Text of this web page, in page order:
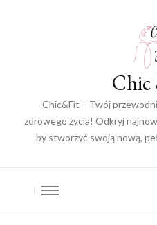
Chic&Fit – Twój
zdrowego życia! Odkryj
by stworzyć swoją nową,